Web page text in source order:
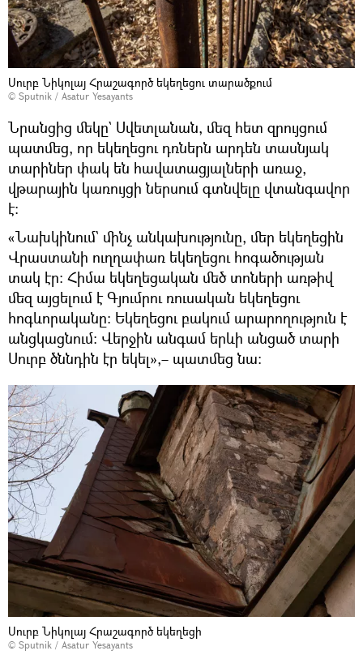
Սուրբ Նիկոլայ Հրաշագործ եկեղեցու տարածքում
© Sputnik / Asatur Yesayants
Նրանցից մեկը` Սվետլանան, մեզ հետ զրույցում
պատմեց, որ եկեղեցու դռներն արդեն տասնյակ
տարիներ փակ են հավատացյալների առաջ,
վթարային կառույցի ներսում գտնվելը վտանգավոր
է։
«Նախկինում` մինչ անկախությունը, մեր եկեղեցին
Վրաստանի ուղղափառ եկեղեցու հոգածության
տակ էր։ Հիմա եկեղեցական մեծ տոների առթիվ
մեզ այցելում է Գյումրու ռուսական եկեղեցու
հոգևորականը։ Եկեղեցու բակում արարողություն է
անցկացնում։ Վերջին անգամ երևի անցած տարի
Սուրբ ծննդին էր եկել»,– պատմեց նա։
Սուրբ Նիկոլայ Հրաշագործ եկեղեցի
© Sputnik / Asatur Yesayants